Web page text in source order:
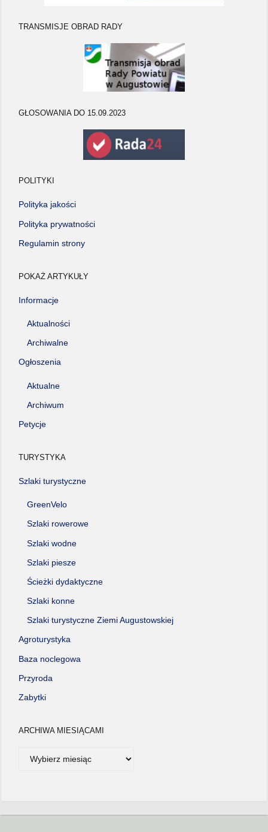
TRANSMISJE OBRAD RADY
GŁOSOWANIA DO 15.09.2023
POLITYKI
Polityka jakości
Polityka prywatności
Regulamin strony
POKAŻ ARTYKUŁY
Informacje
Aktualności
Archiwalne
Ogłoszenia
Aktualne
Archiwum
Petycje
TURYSTYKA
Szlaki turystyczne
GreenVelo
Szlaki rowerowe
Szlaki wodne
Szlaki piesze
Ścieżki dydaktyczne
Szlaki konne
Szlaki turystyczne Ziemi Augustowskiej
Agroturystyka
Baza noclegowa
Przyroda
Zabytki
ARCHIWA MIESIĄCAMI